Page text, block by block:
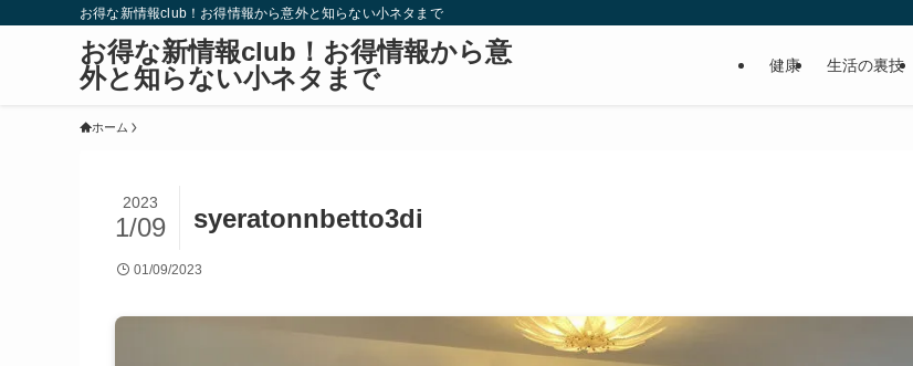
お得な新情報club！お得情報から意外と知らない小ネタまで
お得な新情報club！お得情報から意
外と知らない小ネタまで
健康 生活の裏技
ホーム
syeratonnbetto3di
2023
1/09
01/09/2023